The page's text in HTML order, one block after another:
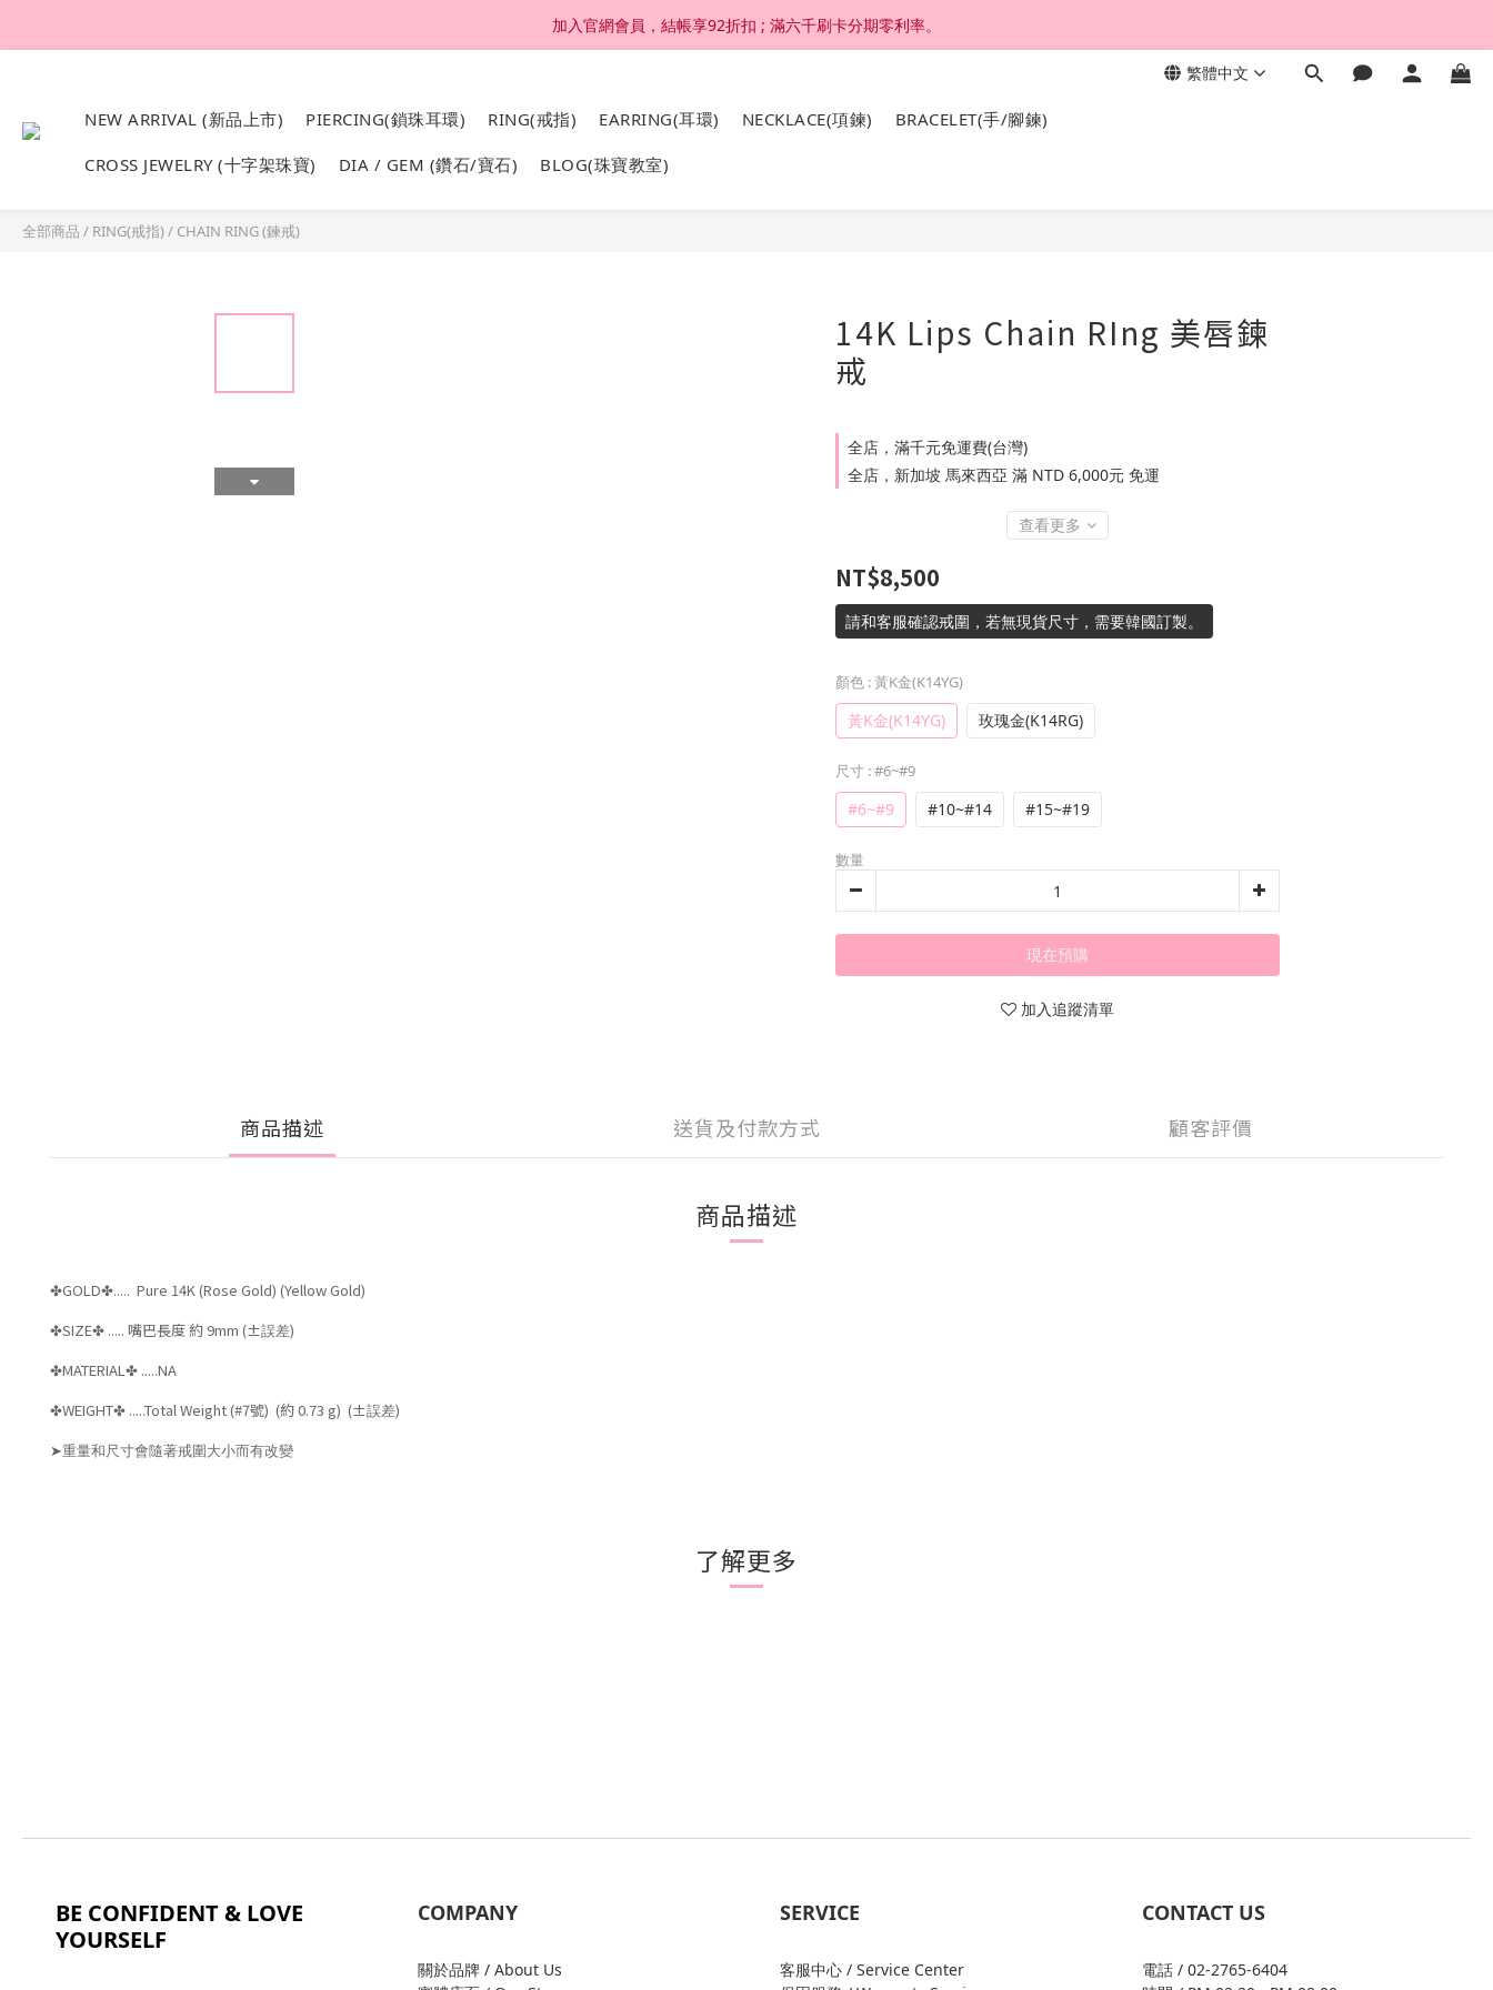
加入官網會員，結帳享92折扣 ; 滿六千刷卡分期零利率。
加入官網會員，結帳享92折扣 ; 滿六千刷卡分期零利率。
加入官網會員，結帳享92折扣 ; 滿六千刷卡分期零利率。
繁體中文
NEW ARRIVAL (新品上市) PIERCING(鎖珠耳環) RING(戒指) EARRING(耳環) NECKLACE(項鍊) BRACELET(手/腳鍊)
CROSS JEWELRY (十字架珠寶) DIA / GEM (鑽石/寶石) BLOG(珠寶教室)
全部商品 / RING(戒指)/ CHAIN RING (鍊戒)
14K Lips Chain RIng 美唇鍊
戒
全店，滿千元免運費(台灣)
全店，新加坡 馬來西亞 滿 NTD 6,000元 免運
查看更多
NT$8,500
請和客服確認戒圍，若無現貨尺寸，需要韓國訂製。
顏色 : 黃K金(K14YG)
黃K金(K14YG) 玫瑰金(K14RG)
尺寸 : #6~#9
#6~#9 #10~#14 #15~#19
數量
現在預購
加入追蹤清單
商品描述 送貨及付款方式 顧客評價
商品描述
✤GOLD✤..... Pure 14K (Rose Gold) (Yellow Gold)
✤SIZE✤ ..... 嘴巴長度 約 9mm (±誤差)
✤MATERIAL✤ .....NA
✤WEIGHT✤ .....Total Weight (#7號) (約 0.73 g) (±誤差)
➤重量和尺寸會隨著戒圍大小而有改變
了解更多
BE CONFIDENT & LOVE
YOURSELF
COMPANY
關於品牌 / About Us
SERVICE
客服中心 / Service Center
CONTACT US
電話 / 02-2765-6404